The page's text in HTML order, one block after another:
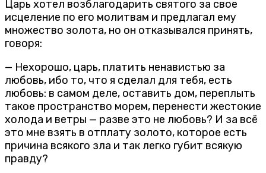
Царь хотел возблагодарить святого за свое
исцеление по его молитвам и предлагал ему
множество золота, но он отказывался принять,
говоря:
— Нехорошо, царь, платить ненавистью за
любовь, ибо то, что я сделал для тебя, есть
любовь: в самом деле, оставить дом, переплыть
такое пространство морем, перенести жестокие
холода и ветры — разве это не любовь? И за всё
это мне взять в отплату золото, которое есть
причина всякого зла и так легко губит всякую
правду?